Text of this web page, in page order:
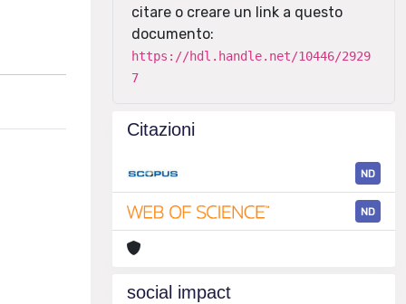
citare o creare un link a questo
documento:
https://hdl.handle.net/10446/2929
7
Citazioni
ND
ND
social impact